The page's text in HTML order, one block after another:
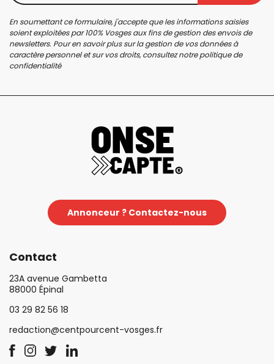
En soumettant ce formulaire, j'accepte que les informations saisies
soient exploitées par 100% Vosges aux fins de gestion des envois de
newsletters. Pour en savoir plus sur la gestion de vos données à
caractère personnel et sur vos droits, consultez notrepolitique de
confidentialité
Annonceur ? Contactez-nous
Contact
23A avenue Gambetta
88000 Épinal
03 29 82 56 18
redaction@centpourcent-vosges.fr